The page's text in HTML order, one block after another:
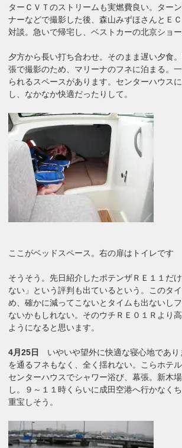
ターＣＶＴのストリームも実燃費良い。ター
ナーなどで撮影した後、森山みずほさんとＥ
対談。急いで帰宅し、ベストカーの北京ショー
夕方から長い打ち合わせ。そのまま遅い夕食
張で撮影のため、マリーナのフネに泊まる。
られるスペースがあります。センターハウス
し、なかなか快適だったりして。
ここがベッドスペース。右の扉はトイレです
そうそう。先日紹介したポテンザＲＥ１１だ
ない」という評判も出ているという。このタ
め、確かに減ってこないとタイムも出ないし
ないかもしれない。そのウチＲＥ０１Ｒより
ようになると思います。
4月25日
いやいや望外に快適な寝心地であり
を通るフネもなく、全く揺れない。こらホテル
センターハウスでシャワー浴び、幕張。新木
し。９～１１時くらいに成田空港へ行かなく
重宝しそう。